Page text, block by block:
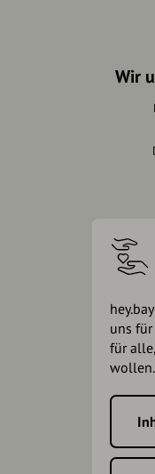
Wir
uns
für
wollen.